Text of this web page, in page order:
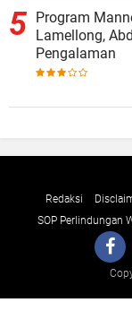
Program
Lamellong,
Pengalaman
Redaksi
SOP Perlindungan